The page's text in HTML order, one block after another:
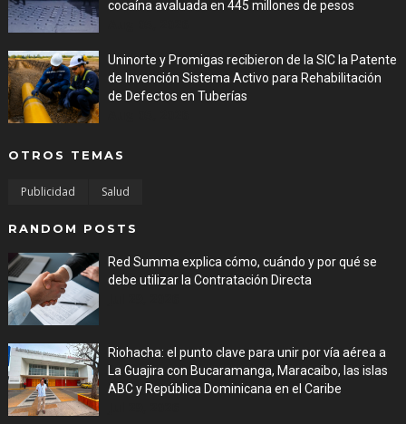
cocaína avaluada en 445 millones de pesos
Uninorte y Promigas recibieron de la SIC la Patente
de Invención Sistema Activo para Rehabilitación
de Defectos en Tuberías
OTROS TEMAS
Publicidad Salud
RANDOM POSTS
Red Summa explica cómo, cuándo y por qué se
debe utilizar la Contratación Directa
Riohacha: el punto clave para unir por vía aérea a
La Guajira con Bucaramanga, Maracaibo, las islas
ABC y República Dominicana en el Caribe